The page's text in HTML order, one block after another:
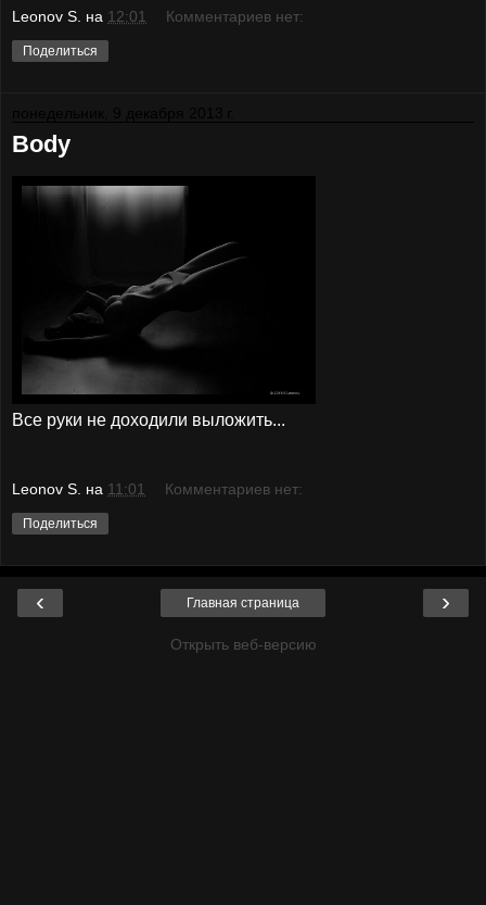
Leonov S. на 12:01 Комментариев нет:
Поделиться
Body
Все руки не доходили выложить...
Leonov S. на 11:01 Комментариев нет:
Поделиться
‹ ›
Главная страница
Открыть веб-версию